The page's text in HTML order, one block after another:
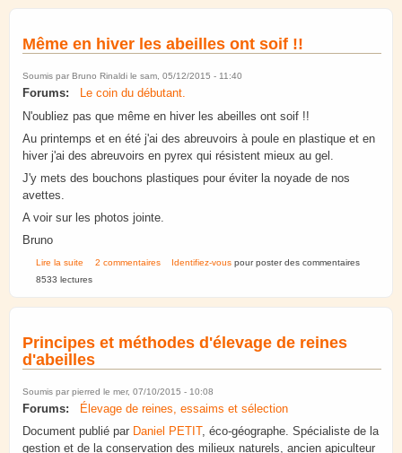
Même en hiver les abeilles ont soif !!
Soumis par Bruno Rinaldi le sam, 05/12/2015 - 11:40
Forums:
Le coin du débutant.
N'oubliez pas que même en hiver les abeilles ont soif !!
Au printemps et en été j'ai des abreuvoirs à poule en plastique et en
hiver j'ai des abreuvoirs en pyrex qui résistent mieux au gel.
J'y mets des bouchons plastiques pour éviter la noyade de nos
avettes.
A voir sur les photos jointe.
Bruno
Lire la suite de Même en hiver les abeilles ont soif !!
2 commentaires Identifiez-vous pour poster des commentaires
8533 lectures
Principes et méthodes d'élevage de reines
d'abeilles
Soumis par pierred le mer, 07/10/2015 - 10:08
Forums:
Élevage de reines, essaims et sélection
Document publié par Daniel PETIT, éco-géographe. Spécialiste de la
gestion et de la conservation des milieux naturels, ancien apiculteur